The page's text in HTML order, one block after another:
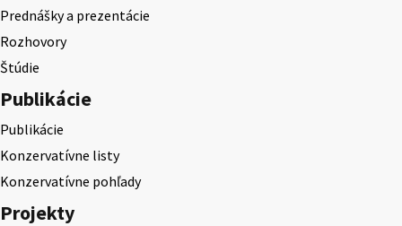
Prednášky a prezentácie
Rozhovory
Štúdie
Publikácie
Publikácie
Konzervatívne listy
Konzervatívne pohľady
Projekty